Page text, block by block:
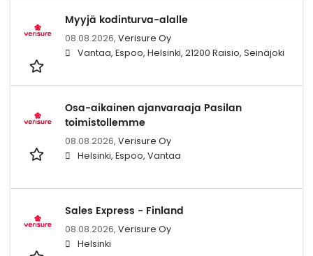
Myyjä kodinturva-alalle
08.08.2026, Verisure Oy
Vantaa, Espoo, Helsinki, 21200 Raisio, Seinäjoki
Osa-aikainen ajanvaraaja Pasilan
toimistollemme
08.08.2026, Verisure Oy
Helsinki, Espoo, Vantaa
Sales Express - Finland
08.08.2026, Verisure Oy
Helsinki